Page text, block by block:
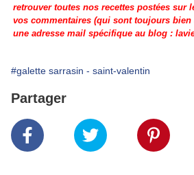
retrouver toutes nos recettes postées sur
vos commentaires (qui sont toujours bien
une adresse mail spécifique au blog :
#galette sarrasin - saint-valentin
Partager